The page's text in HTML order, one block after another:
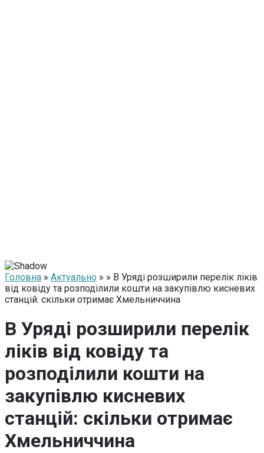
Головна » Актуально » » В Уряді розширили перелік ліків
від ковіду та розподілили кошти на закупівлю кисневих
станцій: скільки отримає Хмельниччина
В Уряді розширили перелік
ліків від ковіду та
розподілили кошти на
закупівлю кисневих
станцій: скільки отримає
Хмельниччина